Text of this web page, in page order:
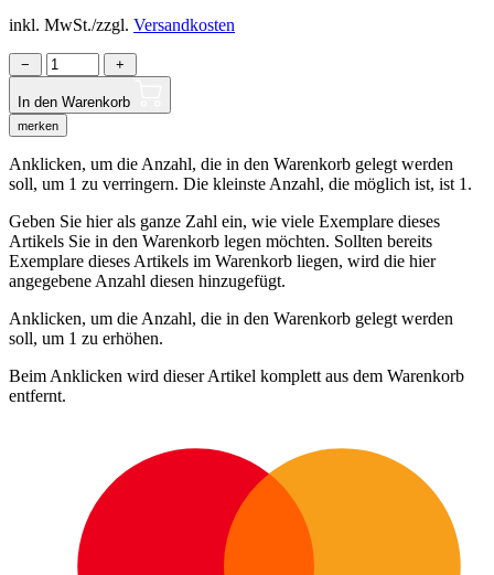
inkl. MwSt./zzgl. Versandkosten
− +
In den Warenkorb
merken
Anklicken, um die Anzahl, die in den Warenkorb gelegt werden
soll, um 1 zu verringern. Die kleinste Anzahl, die möglich ist, ist 1.
Geben Sie hier als ganze Zahl ein, wie viele Exemplare dieses
Artikels Sie in den Warenkorb legen möchten. Sollten bereits
Exemplare dieses Artikels im Warenkorb liegen, wird die hier
angegebene Anzahl diesen hinzugefügt.
Anklicken, um die Anzahl, die in den Warenkorb gelegt werden
soll, um 1 zu erhöhen.
Beim Anklicken wird dieser Artikel komplett aus dem Warenkorb
entfernt.